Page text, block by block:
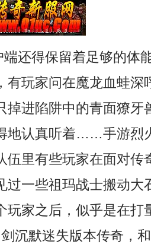
还得保留着足够的体
有玩家问在魔龙血蛙
掉进陷阱中的青面獠牙
地认真听着……手游烈
伍里有些玩家在面对传
过一些祖玛战士搬动大
玩家之后，似乎是在打
沉默迷失版本传奇，